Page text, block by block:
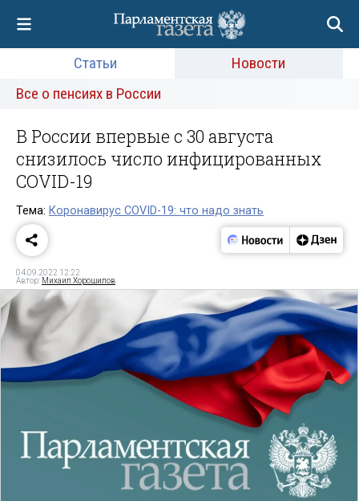
Статьи
Новости
Все о пенсиях в России
В России впервые с 30 августа
снизилось число инфицированных
COVID-19
Тема: Коронавирус COVID-19: что надо знать
04.09.2022 12:22
Автор: Михаил Хорошилов